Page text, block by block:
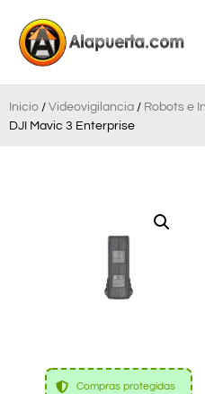
Inicio / Videovigilancia / Robots e
DJI Mavic 3 Enterprise
Compras protegidas